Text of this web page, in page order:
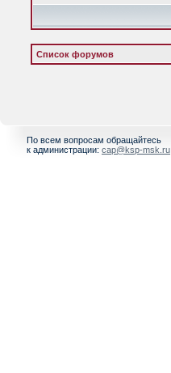
Список форумов
По всем вопросам обращайтесь
к администрации: cap@ksp-msk.ru